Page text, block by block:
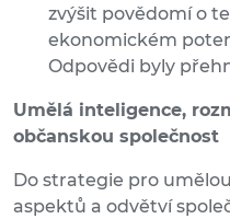
zvýšit povědomí o
ekonomickém
Odpovědi byly
Umělá inteligence,
občanskou společnost
Do strategie pro
aspektů a odvětví